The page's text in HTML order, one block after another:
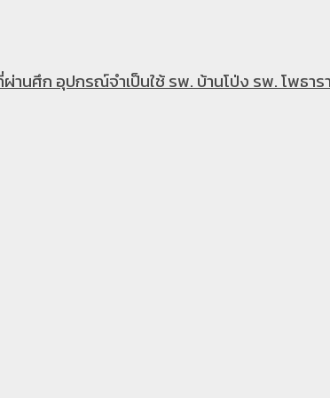
ศึก อุปกรณ์จำเป็นใช้ รพ. บ้านโป่ง รพ. โพธารา